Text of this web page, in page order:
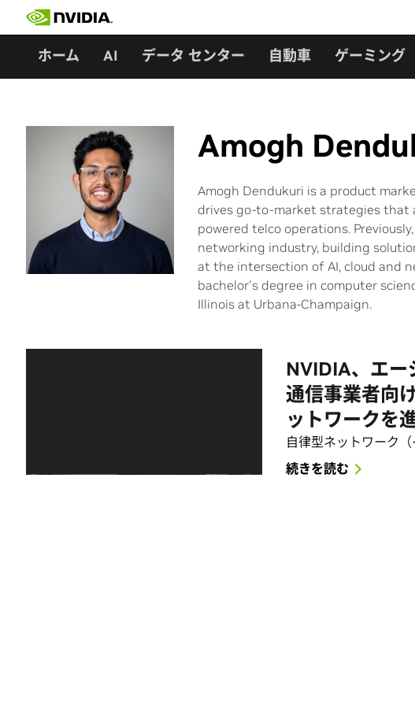
ホーム AI データ センター 自動車 ゲーミング
Amogh
Amogh Dendukuri is a product
drives go-to-market strategies that
powered telco operations.
networking industry, building
at the intersection of AI, cloud and
bachelor's degree in computer
Illinois at Urbana-Champaign.
NVIDIA、エー
通信事業者向
ットワークを
自律型ネットワーク
続きを読む